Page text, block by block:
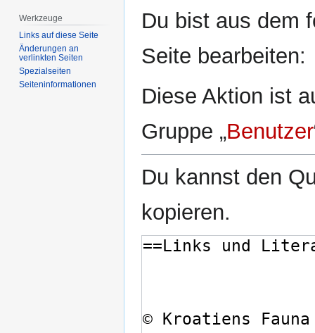
Navigation
Suche
Du bist aus dem
Seite bearbeiten:
Diese Aktion ist
Gruppe „Benutzer
Du kannst den
kopieren.
Werkzeuge
Links auf diese Seite
Änderungen an
verlinkten Seiten
Spezialseiten
Seiten­informationen